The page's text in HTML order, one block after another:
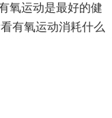
氧运动是最好的健
有氧运动消耗什么